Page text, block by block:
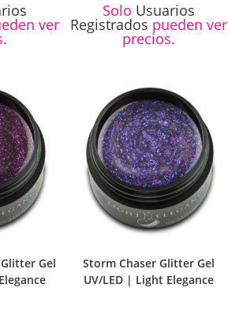
ver
Solo Usuarios
Registrados pueden ver
precios.
Gel
Storm Chaser Glitter Gel
UV/LED | Light Elegance